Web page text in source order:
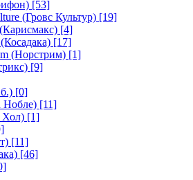
[53]
(Гровс Культур) [19]
[4]
[17]
(Норстрим) [1]
[9]
[0]
Нобле) [11]
Хол) [1]
[11]
[46]